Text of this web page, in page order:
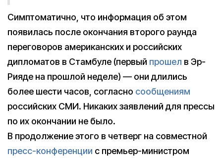
Симптоматично, что информация об этом
появилась после окончания второго раунда
переговоров американских и российских
дипломатов в Стамбуле (первый прошел в Эр-
Рияде на прошлой неделе) — они длились
более шести часов, согласно сообщениям
российских СМИ. Никаких заявлений для прессы
по их окончании не было.
В продолжение этого в четверг на совместной
пресс-конференции с премьер-министром